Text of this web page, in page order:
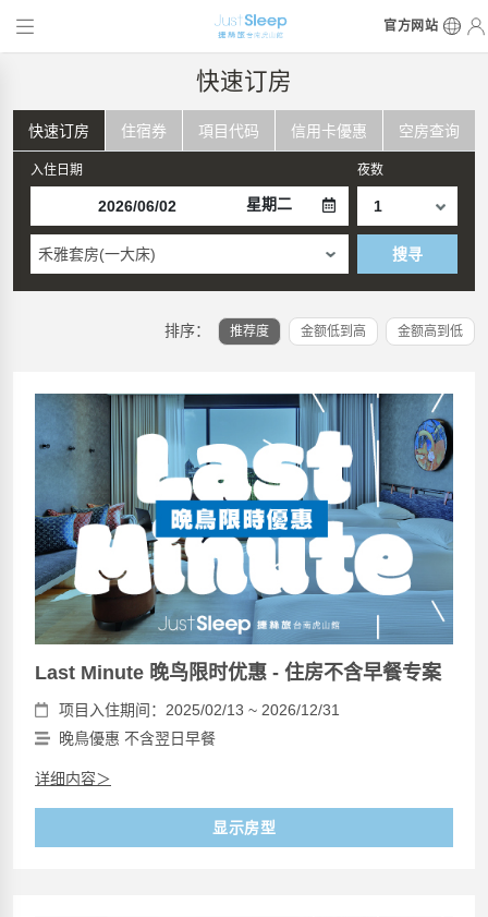
官方网站
快速订房
快速订房 住宿券 項目代码 信用卡優惠 空房查询
入住日期
星期二
夜数
禾雅套房(一大床) 搜寻
排序： 推荐度 金额低到高 金额高到低
Last Minute 晚鸟限时优惠 - 住房不含早餐专案
项目入住期间：2025/02/13 ~ 2026/12/31
晚鳥優惠 不含翌日早餐
详细内容＞
显示房型